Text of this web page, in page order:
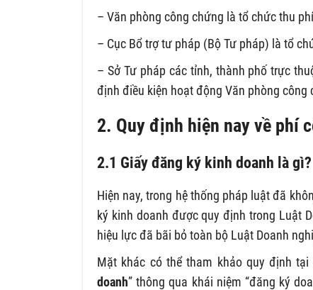
– Văn phòng công chứng là tổ chức thu
– Cục Bổ trợ tư pháp (Bộ Tư pháp) là tổ
– Sở Tư pháp các tỉnh, thành phố trực
định điều kiện hoạt động Văn phòng
2. Quy định hiện nay về phí
2.1 Giấy đăng ký kinh doanh là gì?
Hiện nay, trong hệ thống pháp luật đã
ký kinh doanh được quy định trong Luật
hiệu lực đã bãi bỏ toàn bộ Luật Doanh
Mặt khác có thể tham khảo quy định
doanh” thông qua khái niệm “đăng ký